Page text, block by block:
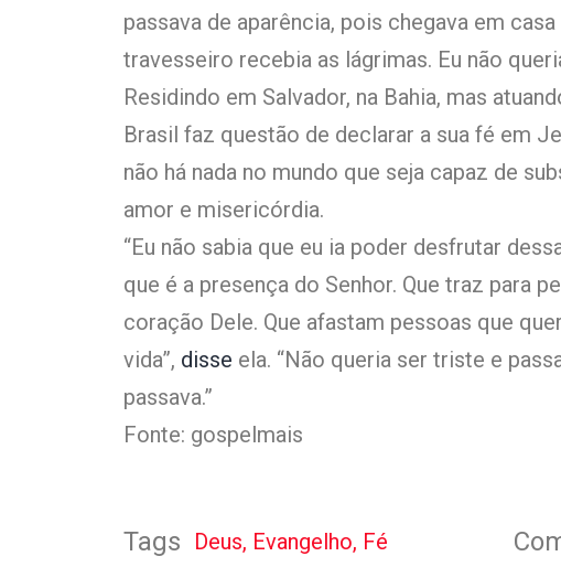
passava de aparência, pois chegava em
travesseiro recebia as lágrimas. Eu não
Residindo em Salvador, na Bahia, mas
Brasil faz questão de declarar a sua fé em
não há nada no mundo que seja capaz de
amor e misericórdia.
“Eu não sabia que eu ia poder desfrutar
que é a presença do Senhor. Que traz para
coração Dele. Que afastam pessoas que
vida”, disse ela. “Não queria ser triste e
passava.”
Fonte: gospelmais
Tags Deus, Evangelho, Fé